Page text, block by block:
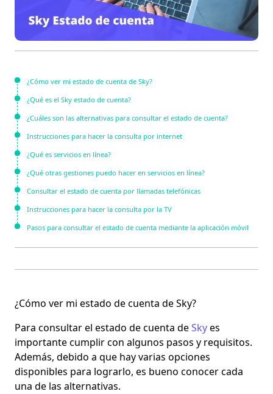
¿Cómo ver mi estado de cuenta de Sky?
¿Qué es el Sky estado de cuenta?
¿Cuáles son las alternativas para consultar el estado de cuenta?
Instrucciones para hacer la consulta por internet
¿Qué es servicios en línea?
¿Qué otras gestiones puedo hacer en servicios en línea?
Consultar el estado de cuenta por llamadas telefónicas
Instrucciones para hacer la consulta por la TV
Pasos para consultar el estado de cuenta mediante la aplicación móvil
¿Cómo ver mi estado de cuenta de Sky?
Para consultar el estado de cuenta deSkyes
importante cumplir con algunos pasos y requisitos.
Además, debido a que hay varias opciones
disponibles para lograrlo, es bueno conocer cada
una de las alternativas.